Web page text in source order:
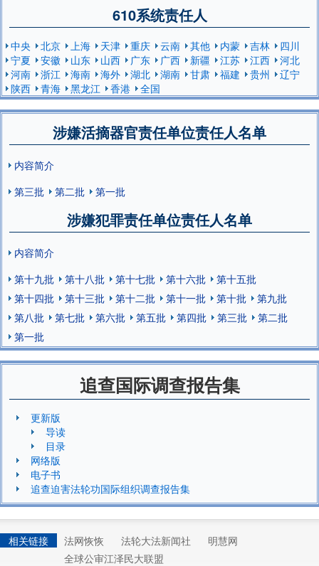
610系统责任人
中央 北京 上海 天津 重庆 云南 其他 内蒙 吉林
四川
宁夏
安徽 山东 山西 广东 广西 新疆 江苏 江西
河北
河南
浙江 海南 海外 湖北 湖南 甘肃 福建 贵州
辽宁
陕西
青海 黑龙江 香港 全国
涉嫌活摘器官责任单位责任人名单
内容简介
第三批
第二批 第一批
涉嫌犯罪责任单位责任人名单
内容简介
第十九批
第十八批 第十七批 第十六批
第十五批
第十四批
第十三批 第十二批 第十一批 第十批
第九批
第八批
第七批 第六批 第五批 第四批 第三批
第二批
第一批
追查国际调查报告集
更新版
导读
目录
网络版
电子书
追查迫害法轮功国际组织调查报告集
相关链接 法网恢恢 法轮大法新闻社
明慧网
全球公审江泽民大联盟